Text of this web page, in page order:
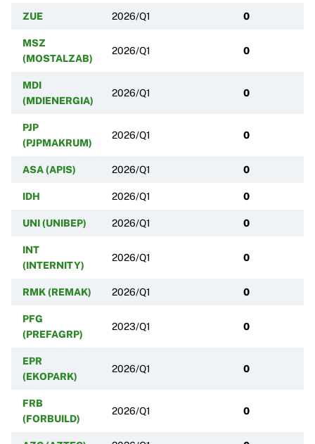
ZUE 2026/Q1 0
MSZ
(MOSTALZAB)
2026/Q1 0
MDI
(MDIENERGIA)
2026/Q1 0
PJP
(PJPMAKRUM)
2026/Q1 0
ASA (APIS) 2026/Q1 0
IDH 2026/Q1 0
UNI (UNIBEP) 2026/Q1 0
INT
(INTERNITY)
2026/Q1 0
RMK (REMAK) 2026/Q1 0
PFG
(PREFAGRP)
2023/Q1 0
EPR
(EKOPARK)
2026/Q1 0
FRB
(FORBUILD)
2026/Q1 0